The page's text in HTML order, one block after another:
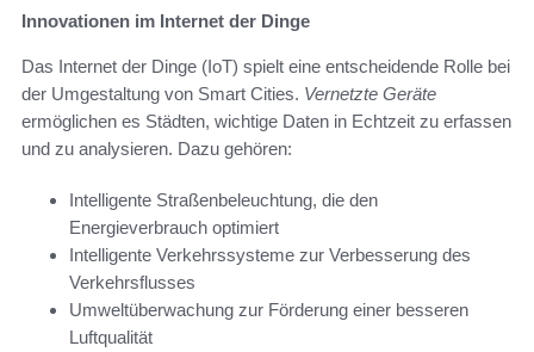
Innovationen im Internet der Dinge
Das Internet der Dinge (IoT) spielt eine entscheidende Rolle bei
der Umgestaltung von Smart Cities. Vernetzte Geräte
ermöglichen es Städten, wichtige Daten in Echtzeit zu erfassen
und zu analysieren. Dazu gehören:
Intelligente Straßenbeleuchtung, die den
Energieverbrauch optimiert
Intelligente Verkehrssysteme zur Verbesserung des
Verkehrsflusses
Umweltüberwachung zur Förderung einer besseren
Luftqualität